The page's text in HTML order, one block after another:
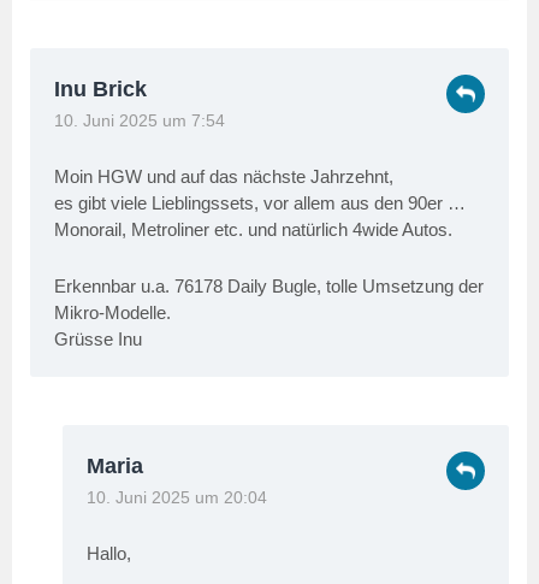
Inu Brick
10. Juni 2025 um 7:54
Moin HGW und auf das nächste Jahrzehnt,
es gibt viele Lieblingssets, vor allem aus den 90er …
Monorail, Metroliner etc. und natürlich 4wide Autos.
Erkennbar u.a. 76178 Daily Bugle, tolle Umsetzung der
Mikro-Modelle.
Grüsse Inu
Maria
10. Juni 2025 um 20:04
Hallo,